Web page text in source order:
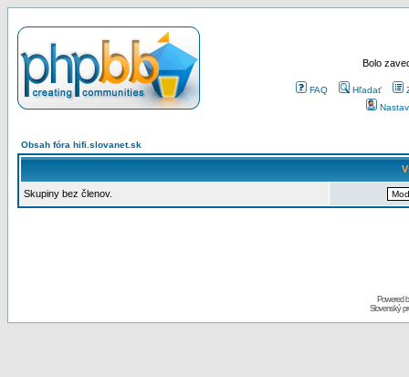
Bolo
FAQ Hľadať
Obsah fóra hifi.slovanet.sk
Skupiny bez členov.
Powered
Slovenský